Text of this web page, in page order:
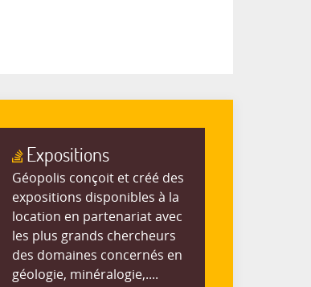
Expositions
Géopolis conçoit et créé des
expositions disponibles à la
location en partenariat avec
les plus grands chercheurs
des domaines concernés en
géologie, minéralogie,....